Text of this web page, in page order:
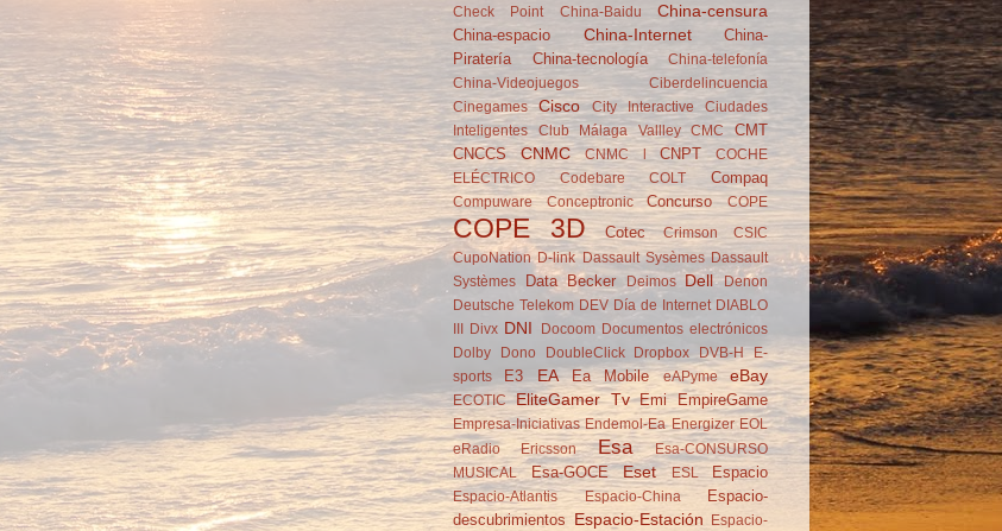
Check Point
China-Baidu China-censura
China-espacio China-Internet
China-
Piratería
China-tecnología
China-telefonía
China-Videojuegos
Ciberdelincuencia
Cinegames
Cisco City Interactive
Ciudades
Inteligentes
Club Málaga Vallley CMC
CMT
CNCCS
CNMC CNMC l CNPT
COCHE
ELÉCTRICO
Codebare COLT Compaq
Compuware Conceptronic Concurso COPE
COPE 3D Cotec Crimson
CSIC
CupoNation D-link Dassault Sysèmes Dassault
Systèmes
Data Becker Deimos Dell
Denon
Deutsche Telekom DEV Día de Internet DIABLO
Divx DNI Docoom
Documentos electrónicos
Dolby
Dono DoubleClick Dropbox DVB-H
E-
sports
E3 EA Ea Mobile eAPyme eBay
ECOTIC EliteGamer Tv Emi EmpireGame
Empresa-Iniciativas Endemol-Ea Energizer EOL
eRadio
Ericsson Esa
Esa-CONSURSO
MUSICAL
Esa-GOCE Eset ESL Espacio
Espacio-Atlantis Espacio-China
Espacio-
descubrimientos Espacio-Estación
Espacio-